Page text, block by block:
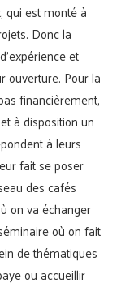
qui est monté à
Donc la
et
ouverture. Pour la
financièrement,
à disposition un
à leurs
fait se poser
des cafés
on va échanger
où on fait
de thématiques
ou accueillir